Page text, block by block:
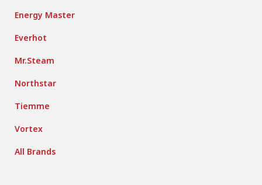
Energy Master
Everhot
Mr.Steam
Northstar
Tiemme
Vortex
All Brands